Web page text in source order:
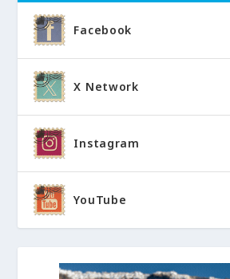
Facebook
X Network
Instagram
YouTube